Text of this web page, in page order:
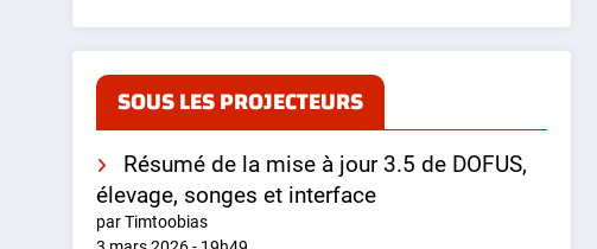
SOUS LES PROJECTEURS
Résumé de la mise à jour 3.5 de DOFUS,
élevage, songes et interface
par Timtoobias